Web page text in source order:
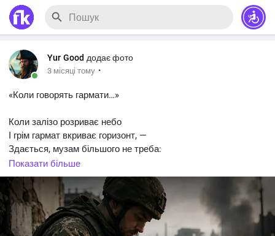
Yur Good додає фото
3 місяці тому ·
«Коли говорять гармати…»
Коли залізо розриває небо
І грім гармат вкриває горизонт, —
Здається, музам більшого не треба:
Вони пішли за тишею на фронт.
Завмерла скрипка, ліра заніміла,
В кутку, припавши пилом, спить мольберт.
Там, де війна малює чорним й білим,
Мистецтво втратило свій тихий нерв і сенс.
Показати більше